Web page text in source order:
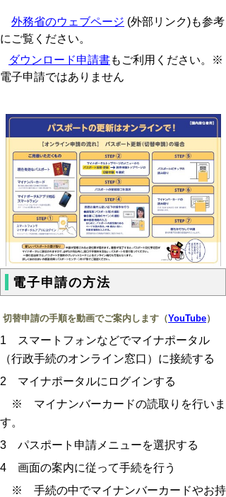
外務省のウェブページ (外部リンク)も参考
にご覧ください。
ダウンロード申請書もご利用ください。※
電子申請ではありません
電子申請の方法
切替申請の手順を動画でご案内します（YouTube）
1 スマートフォンなどでマイナポータル
（行政手続のオンライン窓口）に接続する
2 マイナポータルにログインする
※ マイナンバーカードの読取りを行いま
す。
3 パスポート申請メニューを選択する
4 画面の案内に従って手続を行う
※ 手続の中でマイナンバーカードやお持